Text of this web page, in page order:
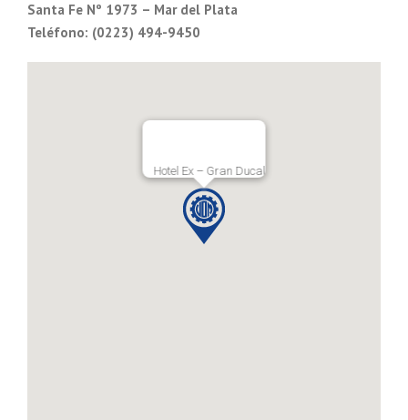
Santa Fe Nº 1973 – Mar del Plata
Teléfono: (0223) 494-9450
Hotel Ex – Gran Ducal